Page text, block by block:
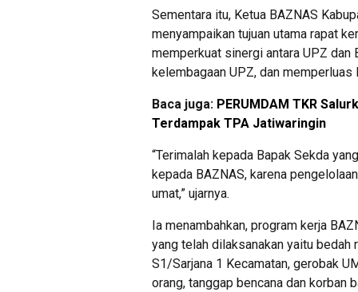
Sementara itu, Ketua BAZNAS
menyampaikan tujuan utama rapat
memperkuat sinergi antara UPZ dan
kelembagaan UPZ, dan
Baca juga: PERUMDAM TKR
Terdampak TPA Jatiwaringin
“Terimalah kepada Bapak Sekda
kepada BAZNAS, karena
umat,” ujarnya.
Ia menambahkan, program kerja
yang telah dilaksanakan yaitu
S1/Sarjana 1 Kecamatan, gerobak
orang, tanggap bencana dan korban